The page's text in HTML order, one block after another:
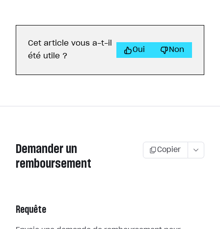
Cet article vous a-t-il
été utile ?
Oui Non
Demander un
remboursement
Copier
Requête